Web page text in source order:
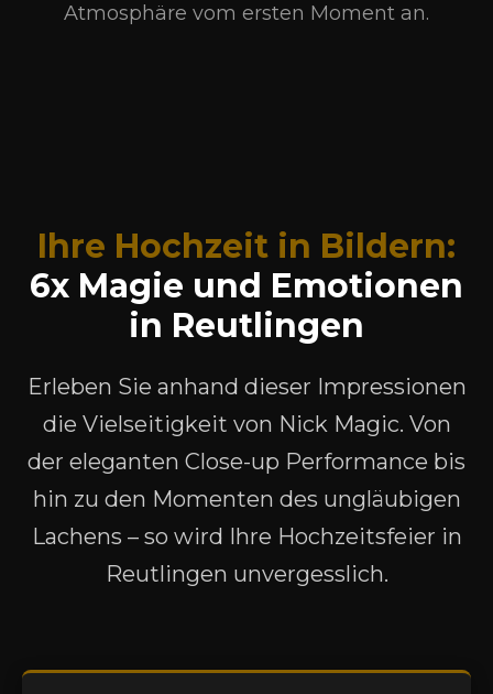
Atmosphäre vom ersten Moment an.
Ihre Hochzeit in Bildern:
6x Magie und Emotionen
in Reutlingen
Erleben Sie anhand dieser Impressionen
die Vielseitigkeit von Nick Magic. Von
der eleganten Close-up Performance bis
hin zu den Momenten des ungläubigen
Lachens – so wird Ihre Hochzeitsfeier in
Reutlingen unvergesslich.